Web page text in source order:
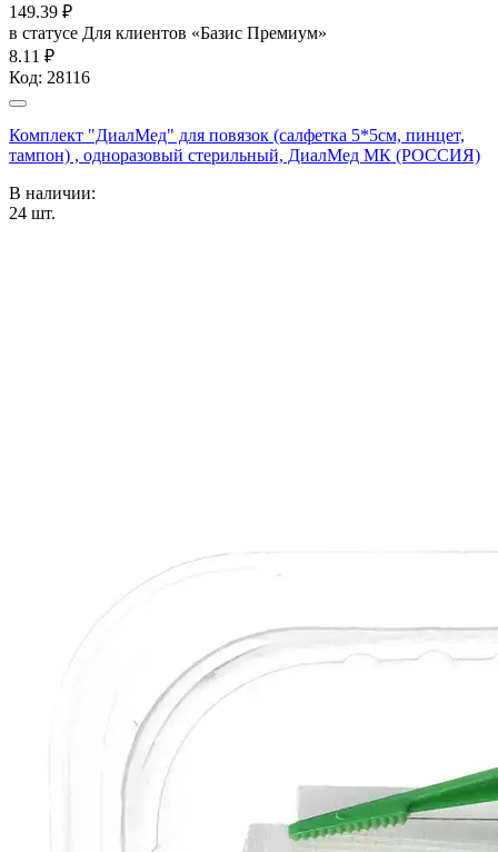
149.39 ₽
в статусе Для клиентов «Базис Премиум»
8.11 ₽
Код: 28116
Комплект "ДиалМед" для повязок (салфетка 5*5см, пинцет,
тампон) , одноразовый стерильный, ДиалМед МК (РОССИЯ)
В наличии:
24 шт.